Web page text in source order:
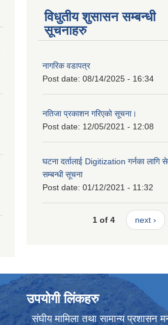
विधुतीय शुसासन सम्बन्धी
सूचनाहरु
नागरिक वडापत्र
Post date: 08/14/2025 - 16:34
नतिजा प्रकाशन गरिएको सूचना।
Post date: 12/05/2021 - 12:08
घटना दर्तालाई Digitization गर्नका लागि
सम्बन्धी सूचना
Post date: 01/12/2021 - 11:32
1 of 4 next ›
उपयोगी लिंकहरु
संघीय मामिला तथा सामान्य प्रशासन